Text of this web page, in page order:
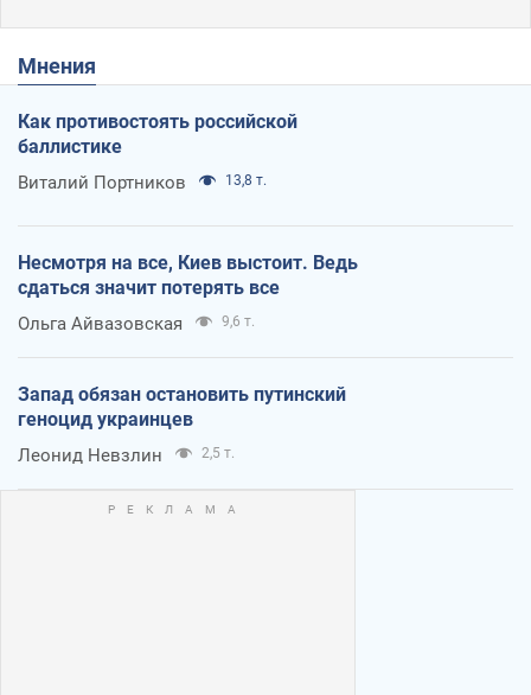
Мнения
Как противостоять российской
баллистике
Виталий Портников 13,8 т.
Несмотря на все, Киев выстоит. Ведь
сдаться значит потерять все
Ольга Айвазовская 9,6 т.
Запад обязан остановить путинский
геноцид украинцев
Леонид Невзлин 2,5 т.